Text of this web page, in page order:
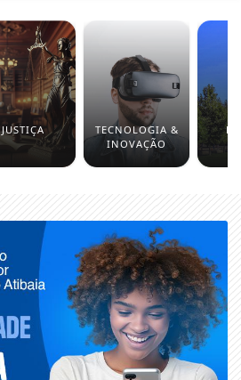
JUSTIÇA
TECNOLOGIA &
INOVAÇÃO